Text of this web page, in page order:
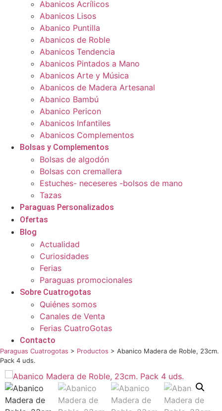
Abanicos Acrílicos
Abanicos Lisos
Abanico Puntilla
Abanicos de Roble
Abanicos Tendencia
Abanicos Pintados a Mano
Abanicos Arte y Música
Abanicos de Madera Artesanal
Abanico Bambú
Abanico Pericon
Abanicos Infantiles
Abanicos Complementos
Bolsas y Complementos
Bolsas de algodón
Bolsas con cremallera
Estuches- neceseres -bolsos de mano
Tazas
Paraguas Personalizados
Ofertas
Blog
Actualidad
Curiosidades
Ferias
Paraguas promocionales
Sobre Cuatrogotas
Quiénes somos
Canales de Venta
Ferias CuatroGotas
Contacto
Paraguas Cuatrogotas > Productos > Abanico Madera de Roble, 23cm.
Pack 4 uds.